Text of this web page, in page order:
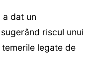
a dat un
riscul unui
legate de